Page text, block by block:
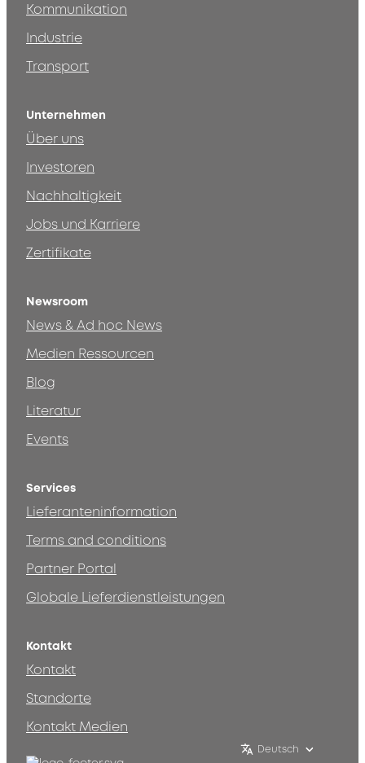
Kommunikation
Industrie
Transport
Unternehmen
Über uns
Investoren
Nachhaltigkeit
Jobs und Karriere
Zertifikate
Newsroom
News & Ad hoc News
Medien Ressourcen
Blog
Literatur
Events
Services
Lieferanteninformation
Terms and conditions
Partner Portal
Globale Lieferdienstleistungen
Kontakt
Kontakt
Standorte
Kontakt Medien
Deutsch